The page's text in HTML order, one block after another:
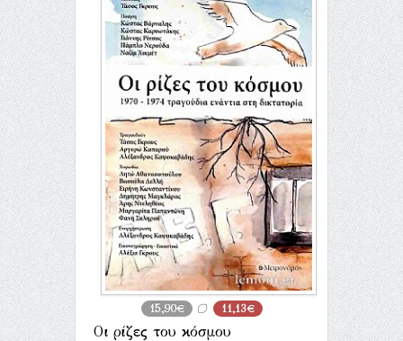
15,90€ 11,13€
Οι ρίζες του κόσμου